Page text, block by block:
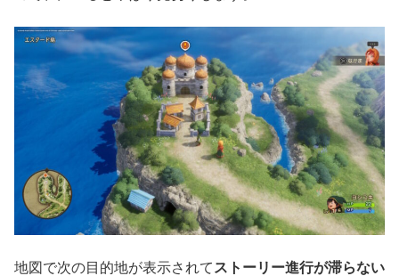
地図で次の目的地が表示されて ストーリー進行が滞らない